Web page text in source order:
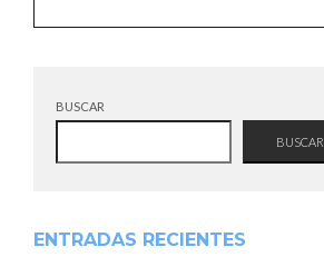
BUSCAR
BUSCAR
ENTRADAS RECIENTES